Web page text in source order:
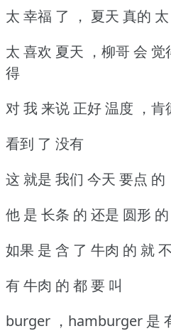
太 幸福 了 ， 夏天 真的
太 喜欢 夏天 ，柳哥 会
得
对 我 来说 正好 温度 ，
看到 了 没有
这 就是 我们 今天 要点 的
他 是 长条 的 还是 圆形
如果 是 含 了 牛肉 的 就
有 牛肉 的 都 要 叫
burger ，hamburger 是